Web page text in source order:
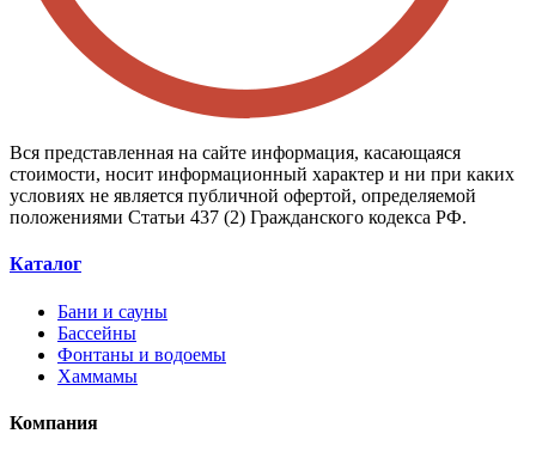
Вся представленная на сайте информация, касающаяся
стоимости, носит информационный характер и ни при каких
условиях не является публичной офертой, определяемой
положениями Статьи 437 (2) Гражданского кодекса РФ.
Каталог
Бани и сауны
Бассейны
Фонтаны и водоемы
Хаммамы
Компания